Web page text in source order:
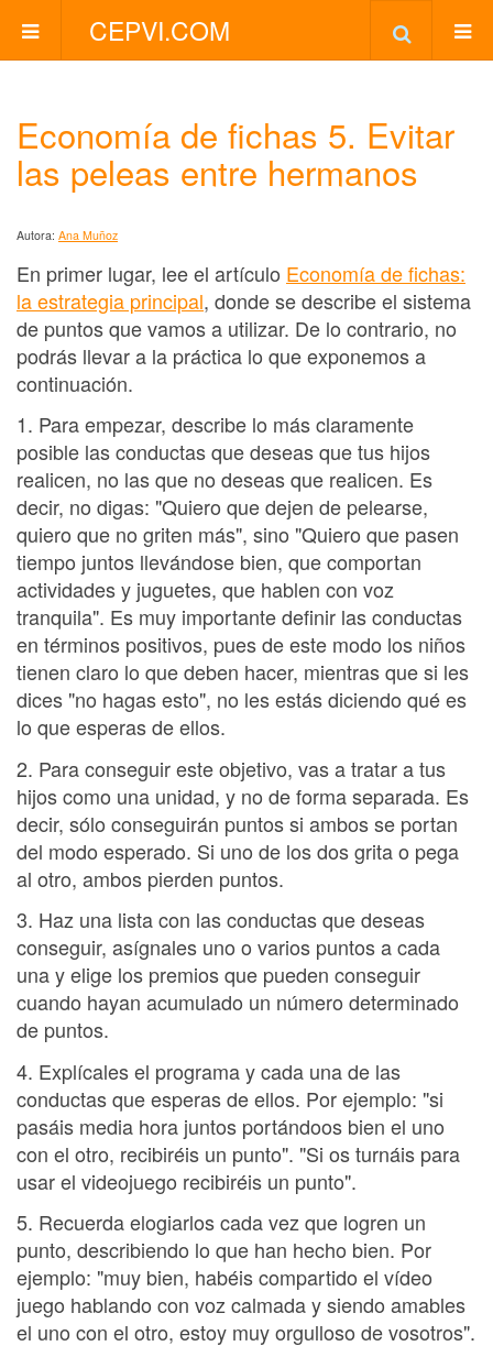
CEPVI.COM
Economía de fichas 5. Evitar
las peleas entre hermanos
Autora: Ana Muñoz
En primer lugar, lee el artículo Economía de fichas:
la estrategia principal, donde se describe el sistema
de puntos que vamos a utilizar. De lo contrario, no
podrás llevar a la práctica lo que exponemos a
continuación.
1. Para empezar, describe lo más claramente
posible las conductas que deseas que tus hijos
realicen, no las que no deseas que realicen. Es
decir, no digas: "Quiero que dejen de pelearse,
quiero que no griten más", sino "Quiero que pasen
tiempo juntos llevándose bien, que comportan
actividades y juguetes, que hablen con voz
tranquila". Es muy importante definir las conductas
en términos positivos, pues de este modo los niños
tienen claro lo que deben hacer, mientras que si les
dices "no hagas esto", no les estás diciendo qué es
lo que esperas de ellos.
2. Para conseguir este objetivo, vas a tratar a tus
hijos como una unidad, y no de forma separada. Es
decir, sólo conseguirán puntos si ambos se portan
del modo esperado. Si uno de los dos grita o pega
al otro, ambos pierden puntos.
3. Haz una lista con las conductas que deseas
conseguir, asígnales uno o varios puntos a cada
una y elige los premios que pueden conseguir
cuando hayan acumulado un número determinado
de puntos.
4. Explícales el programa y cada una de las
conductas que esperas de ellos. Por ejemplo: "si
pasáis media hora juntos portándoos bien el uno
con el otro, recibiréis un punto". "Si os turnáis para
usar el videojuego recibiréis un punto".
5. Recuerda elogiarlos cada vez que logren un
punto, describiendo lo que han hecho bien. Por
ejemplo: "muy bien, habéis compartido el vídeo
juego hablando con voz calmada y siendo amables
el uno con el otro, estoy muy orgulloso de vosotros".